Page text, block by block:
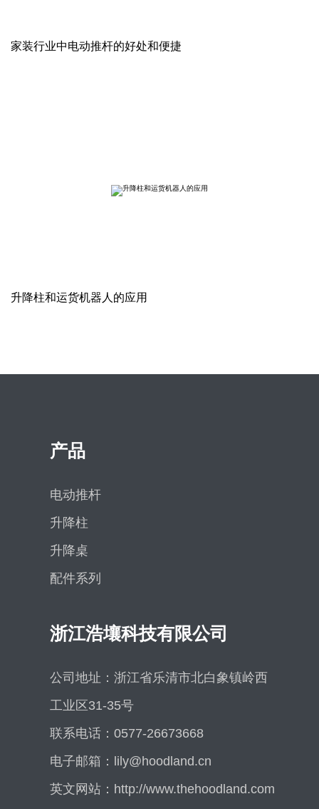
家装行业中电动推杆的好处和便捷
升降柱和运货机器人的应用
产品
电动推杆
升降柱
升降桌
配件系列
浙江浩壤科技有限公司
公司地址：浙江省乐清市北白象镇岭西
工业区31-35号
联系电话：0577-26673668
电子邮箱：lily@hoodland.cn
英文网站： http://www.thehoodland.com